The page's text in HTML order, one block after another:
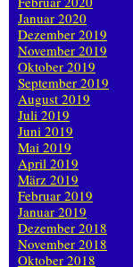
Januar 2020
Dezember 2019
November 2019
Oktober 2019
September 2019
August 2019
Juli 2019
Juni 2019
Mai 2019
April 2019
März 2019
Februar 2019
Januar 2019
Dezember 2018
November 2018
Oktober 2018